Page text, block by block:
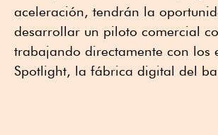
aceleración, tendrán la
desarrollar un piloto comercial
trabajando directamente con los
Spotlight, la fábrica digital del